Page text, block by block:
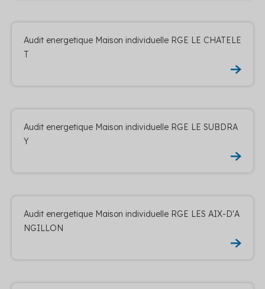
Audit energetique Maison individuelle RGE LE CHATELE
T
Audit energetique Maison individuelle RGE LE SUBDRA
Y
Audit energetique Maison individuelle RGE LES AIX-D'A
NGILLON